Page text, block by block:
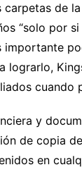
de
“solo por
lograrlo,
cuando
y
de copia
en